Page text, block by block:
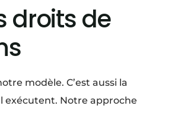
droits de
modèle. C’est aussi la
exécutent. Notre approche